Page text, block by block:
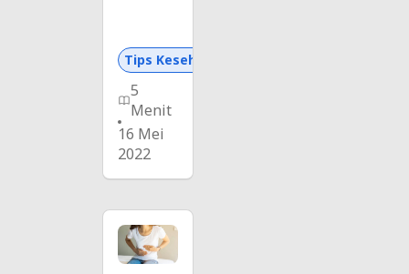
Tips Kesehatan dan Asuransi
5
Menit
16 Mei
2022